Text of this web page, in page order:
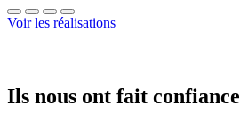
Voir les réalisations
Ils nous ont fait confiance